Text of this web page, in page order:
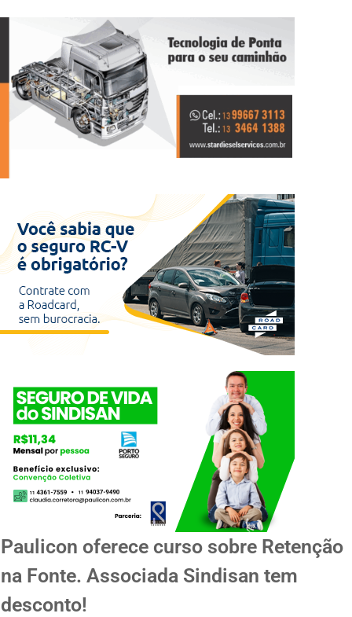
Paulicon oferece curso sobre Retenção
na Fonte. Associada Sindisan tem
desconto!